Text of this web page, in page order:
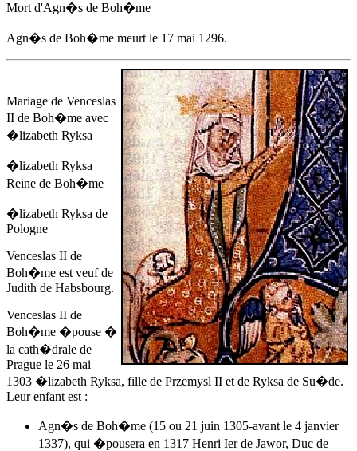
Mort d'Agn�s de Boh�me
Agn�s de Boh�me meurt le 17 mai 1296.
Mariage de Venceslas
II de Boh�me avec
�lizabeth Ryksa
�lizabeth Ryksa
Reine de Boh�me
�lizabeth Ryksa de
Pologne
Venceslas II de
Boh�me est veuf de
Judith de Habsbourg.
Venceslas II de
Boh�me �pouse �
la cath�drale de
Prague le 26 mai
1303 �lizabeth Ryksa, fille de Przemysl II et de Ryksa de Su�de.
Leur enfant est :
Agn�s de Boh�me (15 ou 21 juin 1305-avant le 4 janvier
1337), qui �pousera en 1317 Henri Ier de Jawor, Duc de